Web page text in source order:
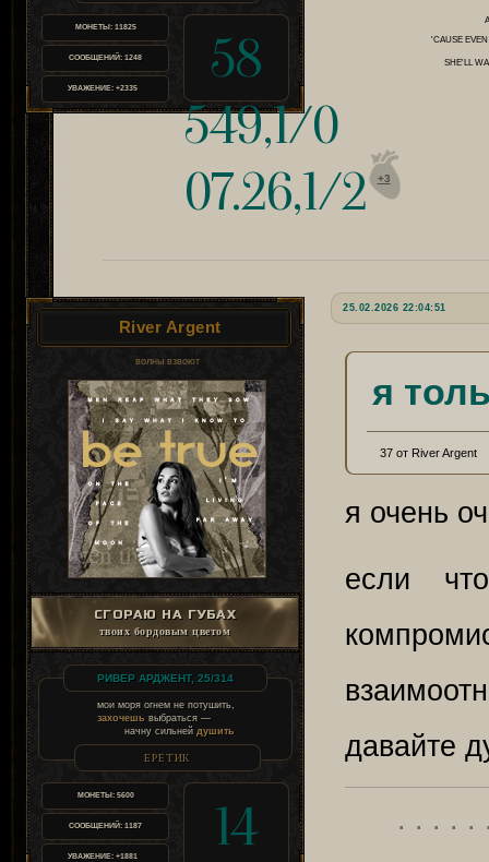
МОНЕТЫ:11825
СООБЩЕНИЙ: 1248
УВАЖЕНИЕ: +2335
58
549,1/0
07.26,1/2
'CAUSE
SHE'LL
+3
25.02.2026 22:04:51
River Argent
волны взвоют
СГОРАЮ НА ГУБАХ
твоих бордовым цветом
РИВЕР АРДЖЕНТ, 25/314
мои моря огнем не потушить,
захочешь выбраться —
начну сильней душить
ЕРЕТИК
МОНЕТЫ:5600
СООБЩЕНИЙ: 1187
УВАЖЕНИЕ: +1881
14
я
37 от River Argent
я очень
если
давайте
. . . .